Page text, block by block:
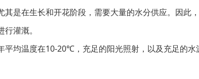
是在生长和开花阶段，需要大量的水分供应。因此
灌溉。
均温度在10-20℃，充足的阳光照射，以及充足的